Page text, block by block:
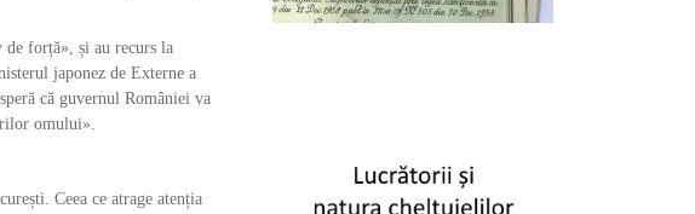
forță», și au recurs la
japonez de Externe a
că guvernul României va
omului».
Ceea ce atrage atenția